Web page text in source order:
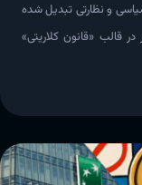
و نظارتی تبدیل شده
قالب «قانون کلاریتی»